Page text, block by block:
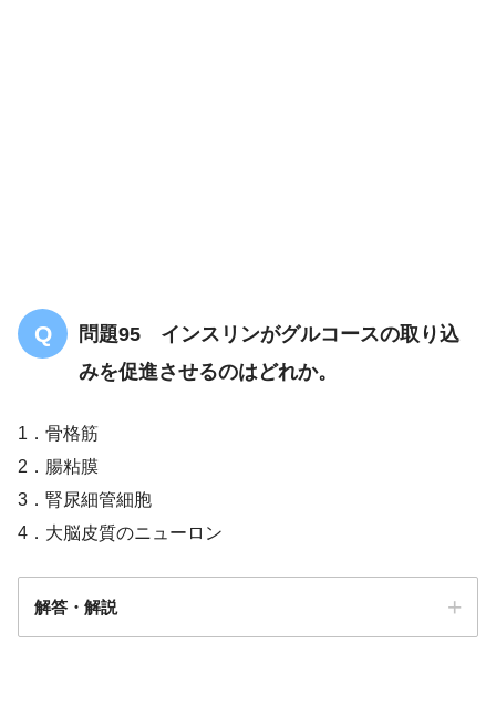
問題95 インスリンがグルコースの取り込
みを促進させるのはどれか。
1．骨格筋
2．腸粘膜
3．腎尿細管細胞
4．大脳皮質のニューロン
解答・解説